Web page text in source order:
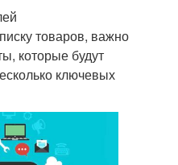
товаров, важно
которые будут
ключевых